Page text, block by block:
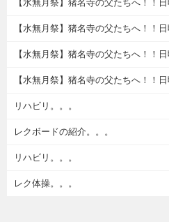
【水無月祭】猪名寺の父たちへ！！
【水無月祭】猪名寺の父たちへ！！
【水無月祭】猪名寺の父たちへ！！
【水無月祭】猪名寺の父たちへ！！
リハビリ。。。
レクボードの紹介。。。
リハビリ。。。
レク体操。。。